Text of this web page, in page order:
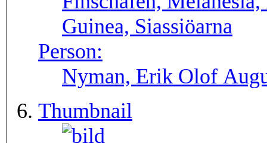
Guinea, Siassiöarna
Person:
Nyman, Erik Olof
Thumbnail